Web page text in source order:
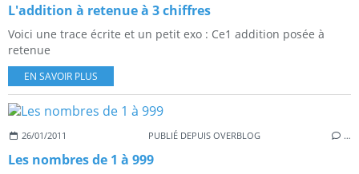
L'addition à retenue à 3 chiffres
Voici une trace écrite et un petit exo : Ce1 addition posée à
retenue
EN SAVOIR PLUS
26/01/2011 PUBLIÉ DEPUIS OVERBLOG …
Les nombres de 1 à 999